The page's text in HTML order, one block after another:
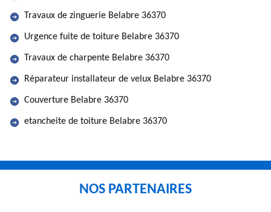
Travaux de zinguerie Belabre 36370
Urgence fuite de toiture Belabre 36370
Travaux de charpente Belabre 36370
Réparateur installateur de velux Belabre 36370
Couverture Belabre 36370
etancheite de toiture Belabre 36370
NOS PARTENAIRES